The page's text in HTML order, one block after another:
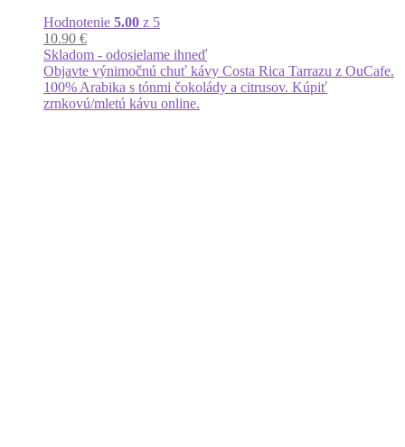
Hodnotenie 5.00 z 5
10.90 €
Skladom - odosielame ihneď
Objavte výnimočnú chuť kávy Costa Rica Tarrazu z OuCafe.
100% Arabika s tónmi čokolády a citrusov. Kúpiť
zrnkovú/mletú kávu online.